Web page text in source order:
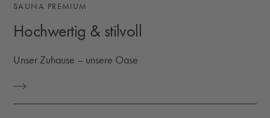
SAUNA PREMIUM
Hochwertig & stilvoll
Unser Zuhause – unsere Oase
HOCHWERTIG & STILVOLL